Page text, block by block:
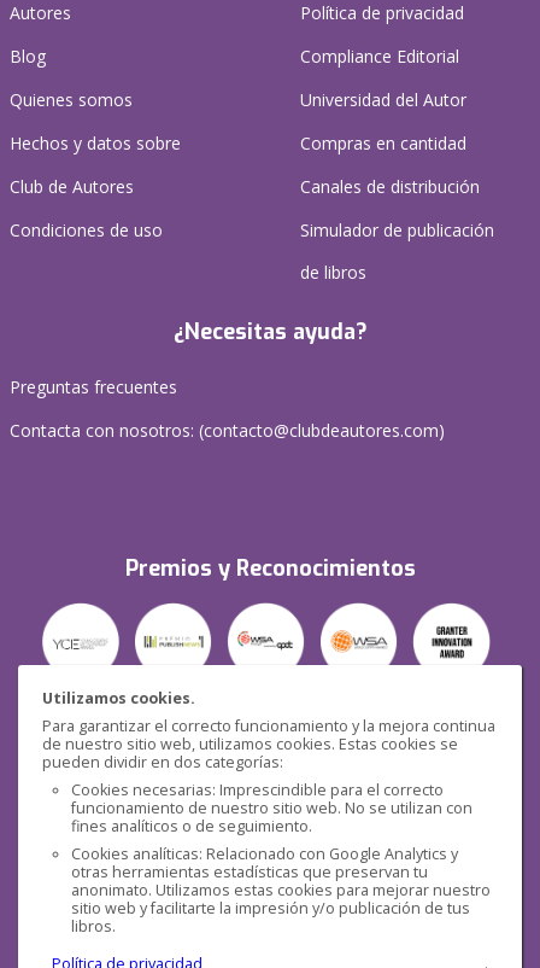
Utilizamos cookies.
Para garantizar el correcto funcionamiento y la mejora continua
de nuestro sitio web, utilizamos cookies. Estas cookies se
pueden dividir en dos categorías:
Cookies necesarias: Imprescindible para el correcto
funcionamiento de nuestro sitio web. No se utilizan con
fines analíticos o de seguimiento.
Cookies analíticas: Relacionado con Google Analytics y
otras herramientas estadísticas que preservan tu
anonimato. Utilizamos estas cookies para mejorar nuestro
sitio web y facilitarte la impresión y/o publicación de tus
libros.
Política de privacidad
.
Autores
Blog
Quienes somos
Hechos y datos sobre
Club de Autores
Condiciones de uso
Política de privacidad
Compliance Editorial
Universidad del Autor
Compras en cantidad
Canales de distribución
Simulador de publicación
de libros
¿Necesitas ayuda?
Preguntas frecuentes
Contacta con nosotros: (contacto@clubdeautores.com)
Premios y Reconocimientos
Seguridad
Redes sociales